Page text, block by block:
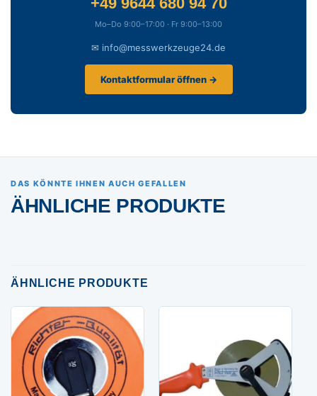
Mo–Do 9:00–17:00 · Fr 9:00–13:00
✉ info@messwerkzeuge24.de
Kontaktformular öffnen →
DAS KÖNNTE IHNEN AUCH GEFALLEN
ÄHNLICHE PRODUKTE
ÄHNLICHE PRODUKTE